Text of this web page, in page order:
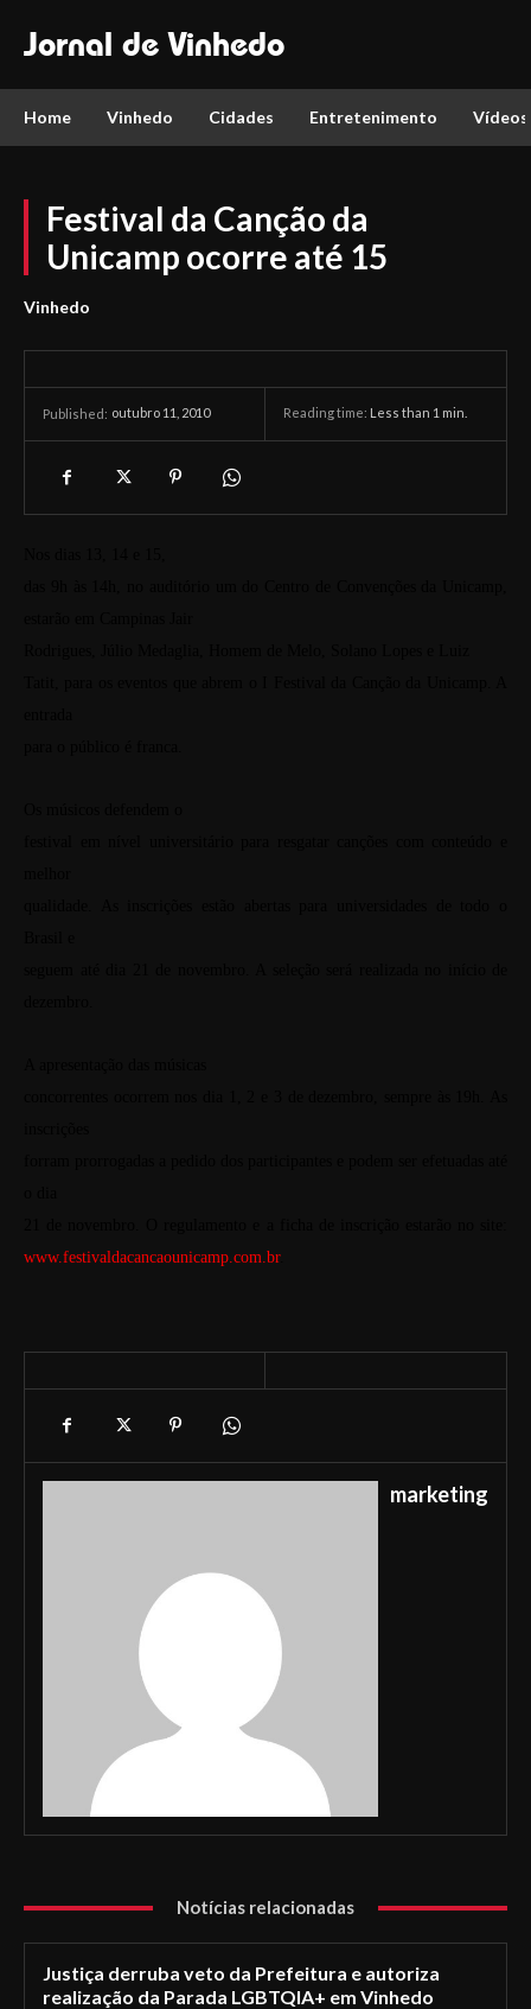
Jornal de Vinhedo
Home Vinhedo Cidades Entretenimento Vídeos
Festival da Canção da
Unicamp ocorre até 15
Vinhedo
Published: outubro 11, 2010 Reading time: Less than 1 min.
www.festivaldacancaounicamp.com.br.
marketing
Notícias relacionadas
Justiça derruba veto da Prefeitura e autoriza
realização da Parada LGBTQIA+ em Vinhedo